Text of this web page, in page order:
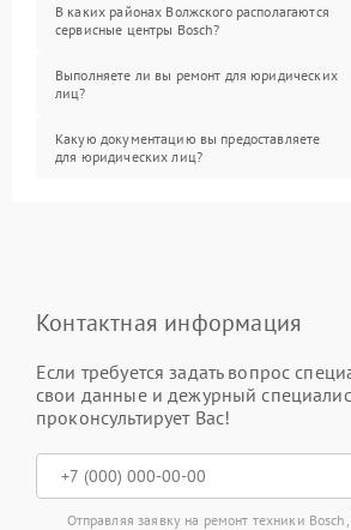
В каких районах Волжского располагаются
сервисные центры Bosch?
Выполняете ли вы ремонт для юридических
лиц?
Какую документацию вы предоставляете
для юридических лиц?
Контактная информация
Если требуется задать вопрос
свои данные и дежурный
проконсультирует Вас!
Отправляя заявку на ремонт техники